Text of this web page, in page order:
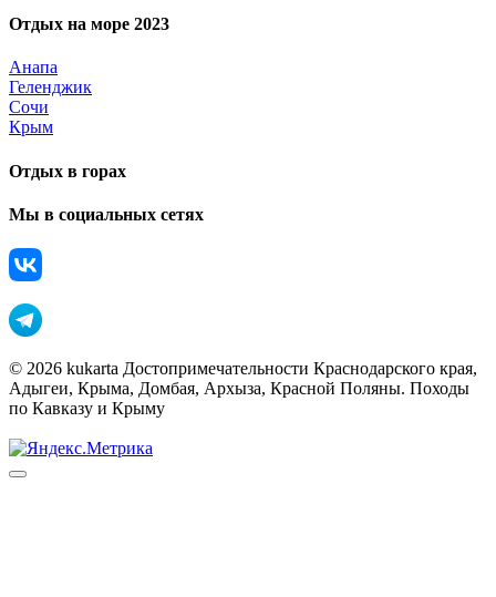
Отдых на море 2023
Анапа
Геленджик
Сочи
Крым
Отдых в горах
Мы в социальных сетях
© 2026 kukarta Достопримечательности Краснодарского края,
Адыгеи, Крыма, Домбая, Архыза, Красной Поляны. Походы
по Кавказу и Крыму